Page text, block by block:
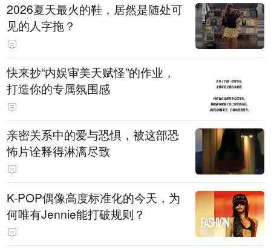
2026夏天最火的鞋，居然是随处可
见的人字拖？
快来抄“内娱审美天赋怪”的作业，
打造你的专属氛围感
亲密关系中的爱与恐惧，被这部恐
怖片诠释得淋漓尽致
K-POP偶像高度标准化的今天，为
何唯有Jennie能打破规则？